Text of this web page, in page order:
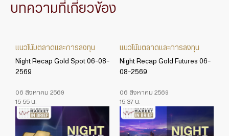
บทความที่เกี่ยวข้อง
แนวโน้มตลาดและการลงทุน
Night Recap Gold Spot 06-08-
2569
06 สิงหาคม 2569
15:55 น.
แนวโน้มตลาดและการลงทุน
Night Recap Gold Futures 06-
08-2569
06 สิงหาคม 2569
15:37 น.